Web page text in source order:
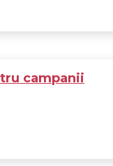
campanii